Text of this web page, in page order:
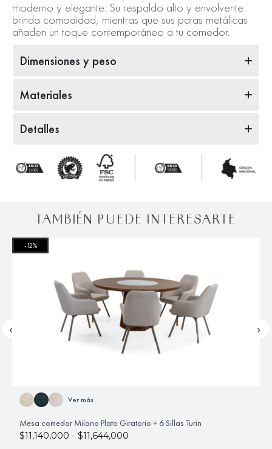
moderno y elegante. Su respaldo alto y envolvente
brinda comodidad, mientras que sus patas metálicas
añaden un toque contemporáneo a tu comedor.
Dimensiones y peso
Materiales
Detalles
TAMBIÉN PUEDE INTERESARTE
‹ ›
-12%
Ver más
Mesa comedor Milano Plato Giratorio + 6 Sillas Turin
$11,140,000 - $11,644,000